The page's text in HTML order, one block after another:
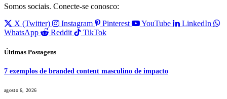
Somos sociais. Conecte-se conosco:
X (Twitter)
Instagram Pinterest YouTube
LinkedIn
WhatsApp
Reddit TikTok
Últimas Postagens
7 exemplos de branded content masculino de impacto
agosto 6, 2026